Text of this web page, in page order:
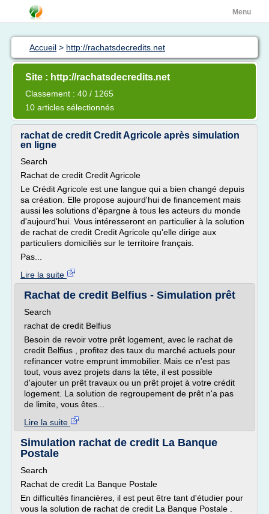
Menu
Accueil > http://rachatsdecredits.net
Site : http://rachatsdecredits.net
Classement : 40 / 1265
10 articles sélectionnés
rachat de credit Credit Agricole après simulation
en ligne
Search
Rachat de credit Credit Agricole
Le Crédit Agricole est une langue qui a bien changé depuis
sa création. Elle propose aujourd'hui de financement mais
aussi les solutions d'épargne à tous les acteurs du monde
d'aujourd'hui. Vous intéresseront en particulier à la solution
de rachat de credit Credit Agricole qu'elle dirige aux
particuliers domiciliés sur le territoire français.
Pas...
Lire la suite
Rachat de credit Belfius - Simulation prêt
Search
rachat de credit Belfius
Besoin de revoir votre prêt logement, avec le rachat de
credit Belfius , profitez des taux du marché actuels pour
refinancer votre emprunt immobilier. Mais ce n'est pas
tout, vous avez projets dans la tête, il est possible
d'ajouter un prêt travaux ou un prêt projet à votre crédit
logement. La solution de regroupement de prêt n'a pas
de limite, vous êtes...
Lire la suite
Simulation rachat de credit La Banque
Postale
Search
Rachat de credit La Banque Postale
En difficultés financières, il est peut être tant d'étudier pour
vous la solution de rachat de credit La Banque Postale .